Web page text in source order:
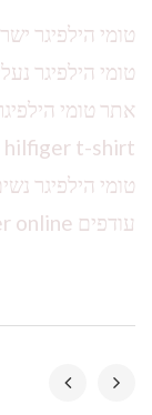
טומי הילפיגר
טומי הילפיגר
עודפים Tommy Hilfiger online טומי הילפיגר קטלוג